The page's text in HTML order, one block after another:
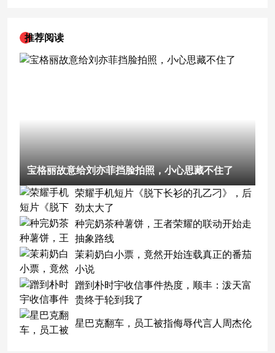
推荐阅读
宝格丽故意给刘亦菲挡脸拍照，小心思藏不住了
荣耀手机短片《脱下长衫的孔乙刁》，后
劲太大了
种完奶茶种薯饼，王者荣耀的联动开始走
抽象路线
茉莉奶白小票，竟然开始连载真正的番茄
小说
蹭到朴时宇收信事件热度，顺丰：泼天富
贵终于轮到我了
星巴克翻车，员工被指侮辱代言人周杰伦